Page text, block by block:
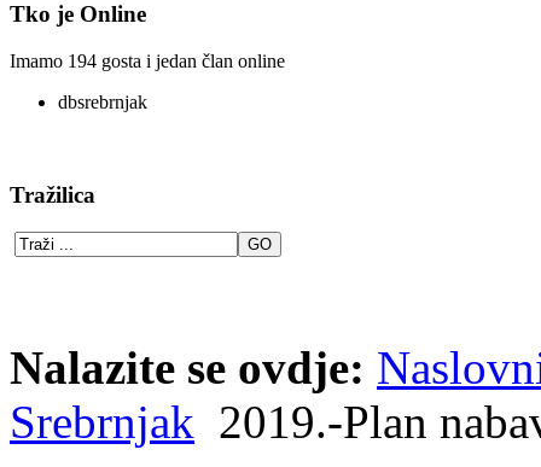
Tko je Online
Imamo 194 gosta i jedan član online
dbsrebrnjak
Tražilica
Nalazite se ovdje:
Srebrnjak 2019.-Plan